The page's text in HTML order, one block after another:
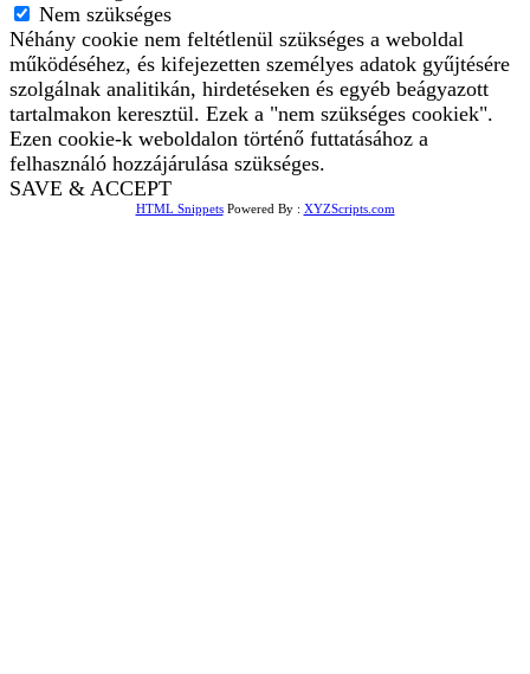
Nem szükséges
Néhány cookie nem feltétlenül szükséges a weboldal
működéséhez, és kifejezetten személyes adatok gyűjtésére
szolgálnak analitikán, hirdetéseken és egyéb beágyazott
tartalmakon keresztül. Ezek a "nem szükséges cookiek".
Ezen cookie-k weboldalon történő futtatásához a
felhasználó hozzájárulása szükséges.
SAVE & ACCEPT
HTML SnippetsPowered By : XYZScripts.com